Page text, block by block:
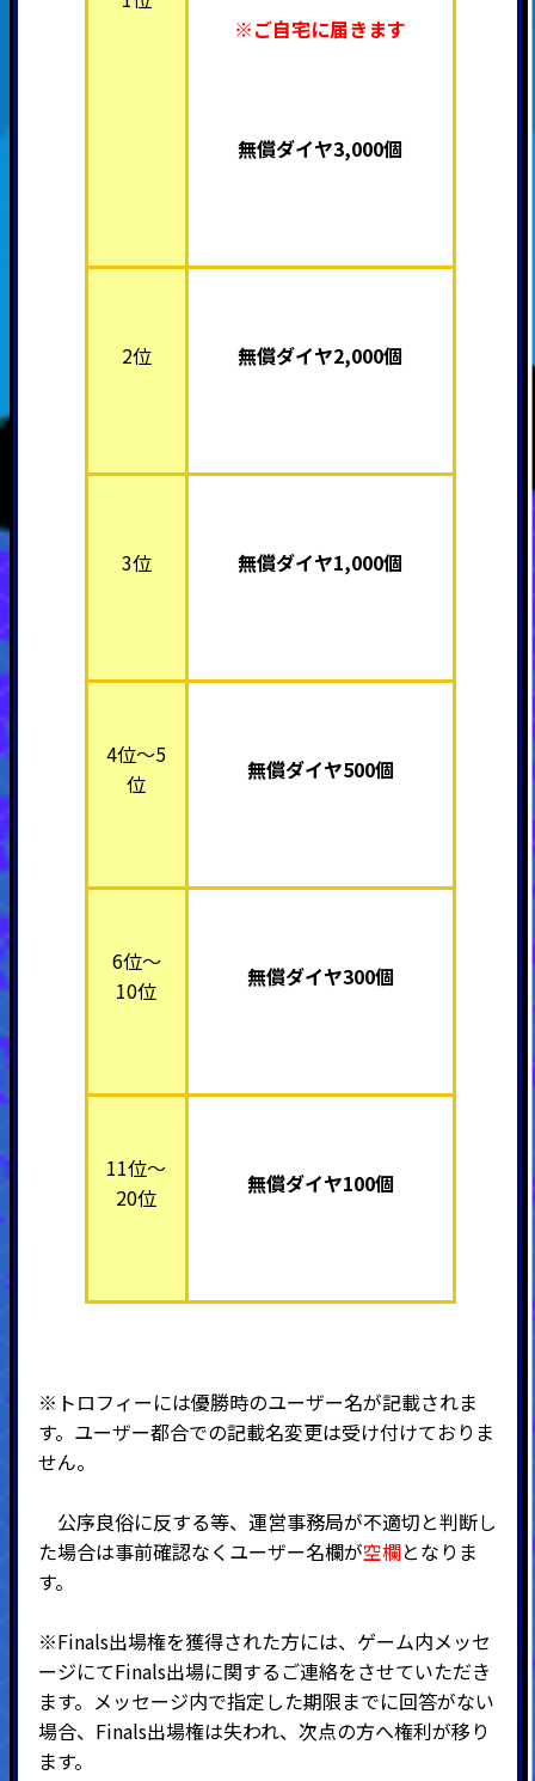
※ご自宅に届きます
無償ダイヤ3,000個
2位 無償ダイヤ2,000個
3位 無償ダイヤ1,000個
4位～5
位
無償ダイヤ500個
6位～
10位
無償ダイヤ300個
11位～
20位
無償ダイヤ100個
※トロフィーには優勝時のユーザー名が記載されま
す。 ユーザー都合での記載名変更は受け付けておりま
せん。
公序良俗に反する等、運営事務局が不適切と判断し
た場合は事前確認なくユーザー名欄が空欄となりま
す。
※Finals出場権を獲得された方には、ゲーム内メッセ
ージにてFinals出場に関するご連絡をさせていただき
ます。メッセージ内で指定した期限までに回答がない
場合、Finals出場権は失われ、次点の方へ権利が移り
ます。